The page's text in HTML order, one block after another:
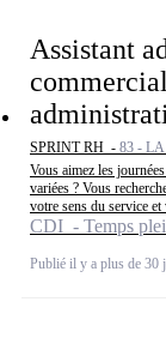
Assistant
SPRINT RH - 83 -
Vous aimez les
variées ? Vous
votre sens du service et
CDI - Temps
Publié il y a plus de 30